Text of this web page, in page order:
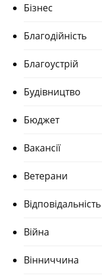
Бізнес
Благодійність
Благоустрій
Будівництво
Бюджет
Вакансії
Ветерани
Відповідальність
Війна
Вінниччина